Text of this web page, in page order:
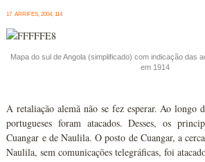
17 ARRIFES, 2004, 114
Mapa do sul de Angola (simplificado) com indicação das
em 1914
A retaliação alemã não se fez esperar. Ao longo
portugueses foram atacados. Desses, os
Cuangar e de Naulila. O posto de Cuangar, a
Naulila, sem comunicações telegráficas, foi